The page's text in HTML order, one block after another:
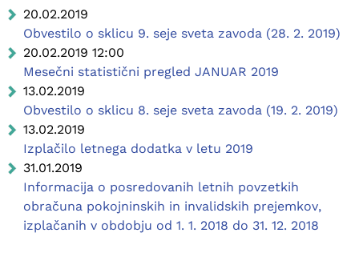
20.02.2019
Obvestilo o sklicu 9. seje sveta zavoda (28. 2. 2019)
20.02.2019 12:00
Mesečni statistični pregled JANUAR 2019
13.02.2019
Obvestilo o sklicu 8. seje sveta zavoda (19. 2. 2019)
13.02.2019
Izplačilo letnega dodatka v letu 2019
31.01.2019
Informacija o posredovanih letnih povzetkih
obračuna pokojninskih in invalidskih prejemkov,
izplačanih v obdobju od 1. 1. 2018 do 31. 12. 2018